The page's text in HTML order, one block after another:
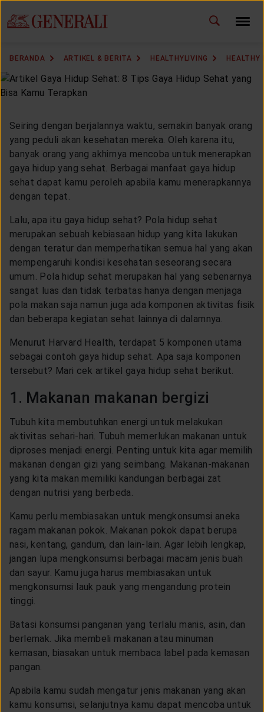
BERANDA ARTIKEL & BERITA HEALTHYLIVING HEALTHY
Seiring dengan berjalannya waktu, semakin banyak orang
yang peduli akan kesehatan mereka. Oleh karena itu,
banyak orang yang akhirnya mencoba untuk menerapkan
gaya hidup yang sehat. Berbagai manfaat gaya hidup
sehat dapat kamu peroleh apabila kamu menerapkannya
dengan tepat.
Lalu, apa itu gaya hidup sehat? Pola hidup sehat
merupakan sebuah kebiasaan hidup yang kita lakukan
dengan teratur dan memperhatikan semua hal yang akan
mempengaruhi kondisi kesehatan seseorang secara
umum. Pola hidup sehat merupakan hal yang sebenarnya
sangat luas dan tidak terbatas hanya dengan menjaga
pola makan saja namun juga ada komponen aktivitas fisik
dan beberapa kegiatan sehat lainnya di dalamnya.
Menurut Harvard Health, terdapat 5 komponen utama
sebagai contoh gaya hidup sehat. Apa saja komponen
tersebut? Mari cek artikel gaya hidup sehat berikut.
1. Makanan makanan bergizi
Tubuh kita membutuhkan energi untuk melakukan
aktivitas sehari-hari. Tubuh memerlukan makanan untuk
diproses menjadi energi. Penting untuk kita agar memilih
makanan dengan gizi yang seimbang. Makanan-makanan
yang kita makan memiliki kandungan berbagai zat
dengan nutrisi yang berbeda.
Kamu perlu membiasakan untuk mengkonsumsi aneka
ragam makanan pokok. Makanan pokok dapat berupa
nasi, kentang, gandum, dan lain-lain. Agar lebih lengkap,
jangan lupa mengkonsumsi berbagai macam jenis buah
dan sayur. Kamu juga harus membiasakan untuk
mengkonsumsi lauk pauk yang mengandung protein
tinggi.
Batasi konsumsi panganan yang terlalu manis, asin, dan
berlemak. Jika membeli makanan atau minuman
kemasan, biasakan untuk membaca label pada kemasan
pangan.
Apabila kamu sudah mengatur jenis makanan yang akan
kamu konsumsi, selanjutnya kamu dapat mencoba untuk
GANTI BAHASA ID EN
KANTOR PEMASARAN
TEMUKAN AGEN
SOLUSI KAMI
LAYANAN NASABAH
ARTIKEL DAN BERITA
ACARA
KEAGENAN